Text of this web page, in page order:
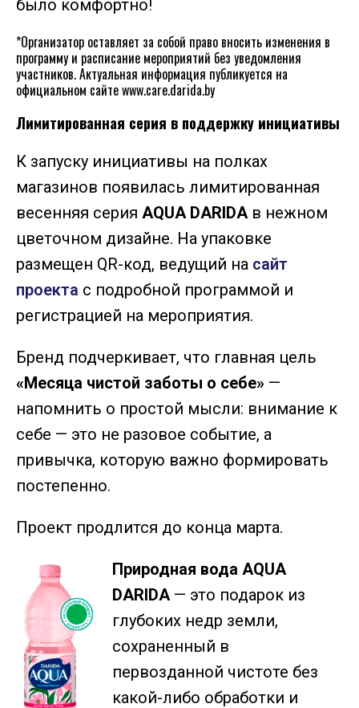
было комфортно!
*Организатор оставляет за собой право вносить изменения в
программу и расписание мероприятий без уведомления
участников. Актуальная информация публикуется на
официальном сайте www.care.darida.by
Лимитированная серия в поддержку инициативы
К запуску инициативы на полках
магазинов появилась лимитированная
весенняя серия AQUA DARIDA в нежном
цветочном дизайне. На упаковке
размещен QR-код, ведущий на сайт
проекта с подробной программой и
регистрацией на мероприятия.
Бренд подчеркивает, что главная цель
«Месяца чистой заботы о себе» —
напомнить о простой мысли: внимание к
себе — это не разовое событие, а
привычка, которую важно формировать
постепенно.
Проект продлится до конца марта.
Природная вода AQUA
DARIDA — это подарок из
глубоких недр земли,
сохраненный в
первозданной чистоте без
какой-либо обработки и